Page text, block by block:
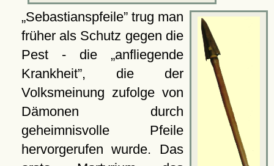
Sebastianspfeile trug man
früher als Schutz gegen die
Pest - die
anfliegende
Krankheit , die der
Volksmeinung zufolge von
Dämonen durch
geheimnisvolle Pfeile
hervorgerufen wurde. Das